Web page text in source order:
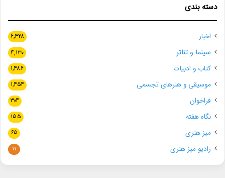
دسته بندی
اخبار ۶,۳۲۸
سینما و تئاتر ۴,۱۳۰
کتاب و ادبیات ۱,۴۸۶
موسیقی و هنرهای تجسمی ۱,۴۵۴
فراخوان ۳۰۴
نگاه هفته ۱۵۵
میز هنری ۶۵
رادیو میز هنری ۱۱